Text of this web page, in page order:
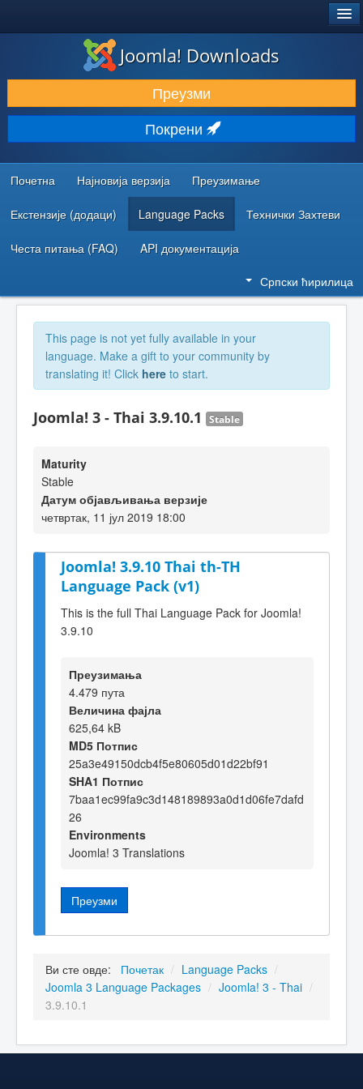
ПРЕУЗИМАЊЕ И ПРОШИРЕЊА (ЕКСТЕНЗИЈЕ)
ОТКРИЈТЕ И НАУЧИТЕ
ЗАЈЕДНИЦА И ПОДРШКА
РЕСУРСИ ЗА РАЗВОЈ
Joomla! Downloads
Преузми
Покрени
Почетна Најновија верзија Преузимање
Екстензије (додаци) Language Packs Технички Захтеви
Честа питања (FAQ) API документација
Српски ћирилица
This page is not yet fully available in your
language. Make a gift to your community by
translating it! Click here to start.
Joomla! 3 - Thai 3.9.10.1 Stable
Maturity
Stable
Датум објављивања верзије
четвртак, 11 јул 2019 18:00
Joomla! 3.9.10 Thai th-TH
Language Pack (v1)
This is the full Thai Language Pack for Joomla!
3.9.10
Преузимања
4.479 пута
Величина фајла
625,64 kB
MD5 Потпис
25a3e49150dcb4f5e80605d01d22bf91
SHA1 Потпис
7baa1ec99fa9c3d148189893a0d1d06fe7dafd
26
Environments
Joomla! 3 Translations
Преузми
Ви сте овде: Почетак / Language Packs /
Joomla 3 Language Packages / Joomla! 3 - Thai /
3.9.10.1